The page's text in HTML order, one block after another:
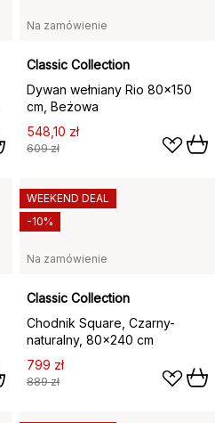
Na zamówienie
Classic Collection
Dywan wełniany Rio 80x150
cm, Beżowa
548,10 zł
609 zł
Na zamówienie
Classic Collection
Chodnik Square, Czarny-
naturalny, 80x240 cm
799 zł
889 zł
WEEKEND DEAL
-10%